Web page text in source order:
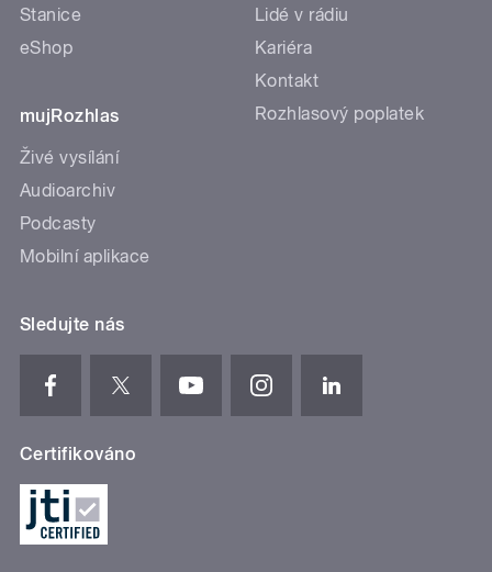
Stanice
eShop
mujRozhlas
Živé vysílání
Audioarchiv
Podcasty
Mobilní aplikace
Lidé v rádiu
Kariéra
Kontakt
Rozhlasový poplatek
Sledujte nás
Certifikováno